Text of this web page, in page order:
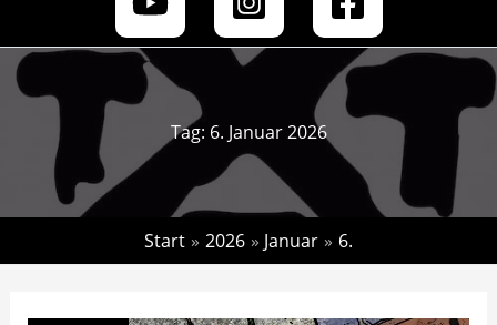
Tag: 6. Januar 2026
Start 2026 Januar 6.
mit